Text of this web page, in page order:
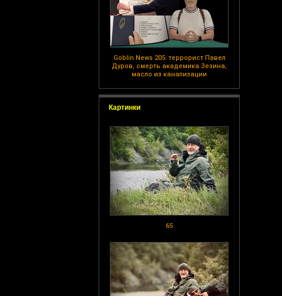
Goblin News 205: террорист Павел
Дуров, смерть академика Зезина,
масло из канализации
Картинки
65